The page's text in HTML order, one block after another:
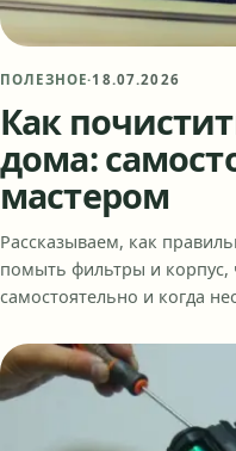
ПОЛЕЗНОЕ·18.07.2026
Как
дома:
мастером
Рассказываем, как
помыть фильтры и корпус,
самостоятельно и когда